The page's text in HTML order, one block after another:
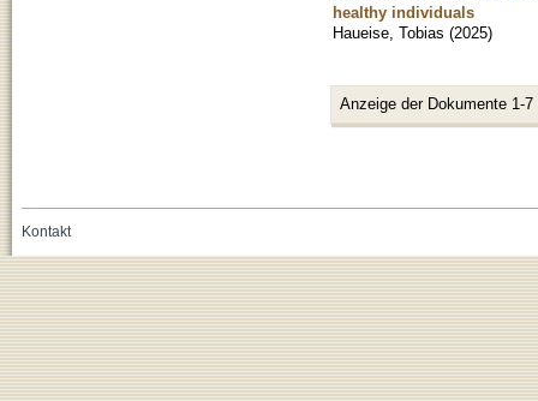
healthy individuals
Haueise, Tobias (2025)
Anzeige der Dokumente 1-7
Kontakt